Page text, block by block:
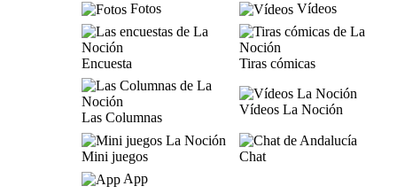
Fotos
Vídeos
Encuesta Tiras cómicas
Las Columnas
Vídeos La Noción
Mini juegos
Chat
App